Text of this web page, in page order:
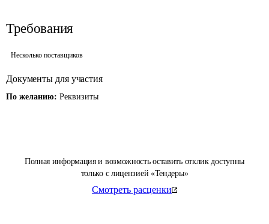
Полная информация и возможность оставить отклик доступны
только с лицензией «Тендеры»
Смотреть расценки
Требования
Несколько поставщиков
Документы для участия
По желанию: Реквизиты